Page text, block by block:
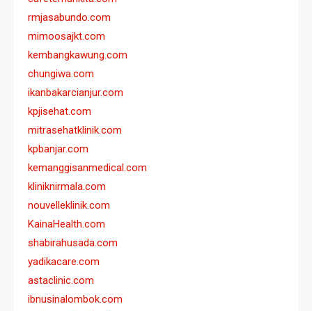
rmjasabundo.com
mimoosajkt.com
kembangkawung.com
chungiwa.com
ikanbakarcianjur.com
kpjisehat.com
mitrasehatklinik.com
kpbanjar.com
kemanggisanmedical.com
kliniknirmala.com
nouvelleklinik.com
KainaHealth.com
shabirahusada.com
yadikacare.com
astaclinic.com
ibnusinalombok.com